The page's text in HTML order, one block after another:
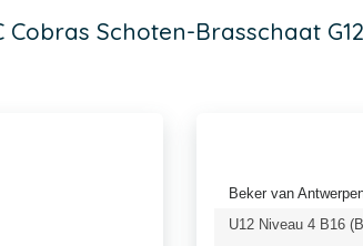
Cobras Schoten-Brasschaat
Beker van
U12 Niveau 4 B16